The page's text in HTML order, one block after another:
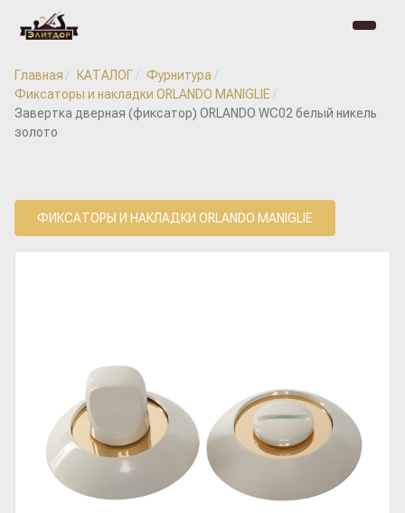
Главная КАТАЛОГ
Фурнитура
Фиксаторы и накладки ORLANDO MANIGLIE
Завертка дверная (фиксатор) ORLANDO WC02 белый никель
золото
ФИКСАТОРЫ И НАКЛАДКИ ORLANDO MANIGLIE